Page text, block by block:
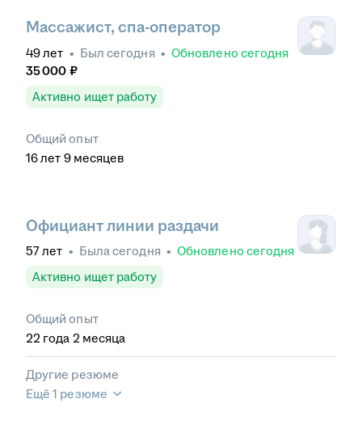
Массажист, спа-оператор
49лет • Был сегодня • Обновлено сегодня
35 000 ₽
Активно ищет работу
Общий опыт
16лет 9 месяцев
Официант линии раздачи
57лет • Быласегодня • Обновлено сегодня
Активно ищет работу
Общий опыт
22 года 2 месяца
Другие резюме
Ещё 1 резюме